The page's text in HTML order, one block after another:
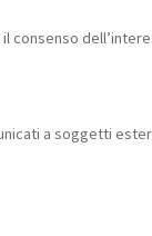
consenso
a soggetti